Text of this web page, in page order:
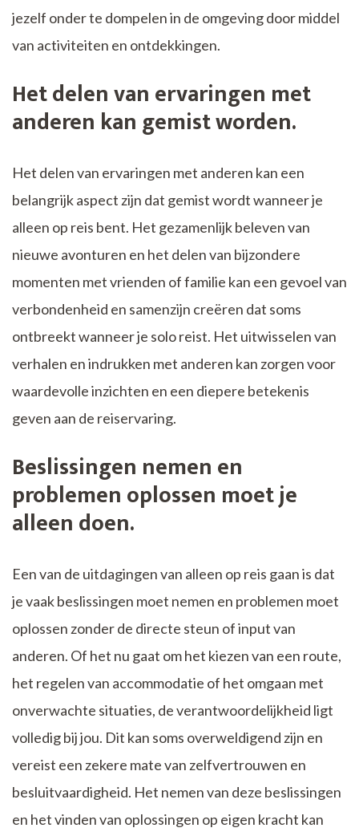
jezelf onder te dompelen in de omgeving door middel
van activiteiten en ontdekkingen.
Het delen van ervaringen met
anderen kan gemist worden.
Het delen van ervaringen met anderen kan een
belangrijk aspect zijn dat gemist wordt wanneer je
alleen op reis bent. Het gezamenlijk beleven van
nieuwe avonturen en het delen van bijzondere
momenten met vrienden of familie kan een gevoel van
verbondenheid en samenzijn creëren dat soms
ontbreekt wanneer je solo reist. Het uitwisselen van
verhalen en indrukken met anderen kan zorgen voor
waardevolle inzichten en een diepere betekenis
geven aan de reiservaring.
Beslissingen nemen en
problemen oplossen moet je
alleen doen.
Een van de uitdagingen van alleen op reis gaan is dat
je vaak beslissingen moet nemen en problemen moet
oplossen zonder de directe steun of input van
anderen. Of het nu gaat om het kiezen van een route,
het regelen van accommodatie of het omgaan met
onverwachte situaties, de verantwoordelijkheid ligt
volledig bij jou. Dit kan soms overweldigend zijn en
vereist een zekere mate van zelfvertrouwen en
besluitvaardigheid. Het nemen van deze beslissingen
en het vinden van oplossingen op eigen kracht kan